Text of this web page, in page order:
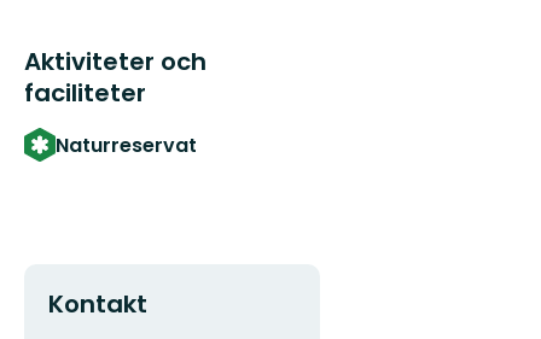
Aktiviteter och
faciliteter
Naturreservat
Kontakt